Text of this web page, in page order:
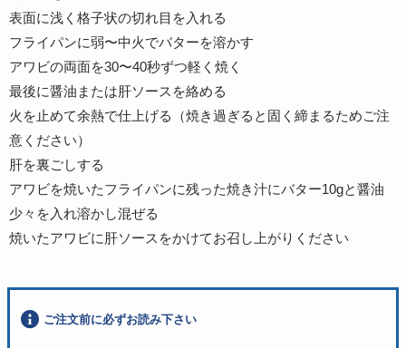
表面に浅く格子状の切れ目を入れる
フライパンに弱〜中火でバターを溶かす
アワビの両面を30〜40秒ずつ軽く焼く
最後に醤油または肝ソースを絡める
火を止めて余熱で仕上げる（焼き過ぎると固く締まるためご注
意ください）
肝を裏ごしする
アワビを焼いたフライパンに残った焼き汁にバター10gと醤油
少々を入れ溶かし混ぜる
焼いたアワビに肝ソースをかけてお召し上がりください
ご注文前に必ずお読み下さい